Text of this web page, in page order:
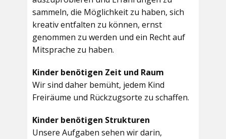
sammeln, die Möglichkeit zu haben, sich
kreativ entfalten zu können, ernst
genommen zu werden und ein Recht auf
Mitsprache zu haben.
Kinder benötigen Zeit und Raum
Wir sind daher bemüht, jedem Kind
Freiräume und Rückzugsorte zu schaffen.
Kinder benötigen Strukturen
Unsere Aufgaben sehen wir darin,